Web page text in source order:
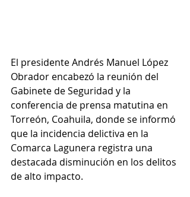
El presidente Andrés Manuel López
Obrador encabezó la reunión del
Gabinete de Seguridad y la
conferencia de prensa matutina en
Torreón, Coahuila, donde se informó
que la incidencia delictiva en la
Comarca Lagunera registra una
destacada disminución en los delitos
de alto impacto.